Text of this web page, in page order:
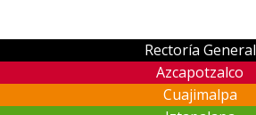
Rectoría General
Azcapotzalco
Cuajimalpa